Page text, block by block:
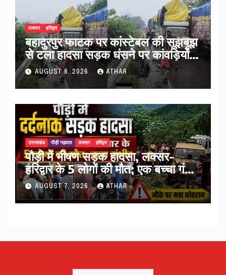
लक्सर हरिद्वार
बहादुरपुर फाटक पर कांस्टेबल की सूझबूझ
से टला हादसा सड़क धंसने पर कांवड़ियों
को किया अलर्ट…
AUGUST 8, 2026 ATHAR
उत्तराखंड पौड़ी गढ़वाल लक्सर हरिद्वार
पौड़ी में भीषण सड़क हादसा, लक्सर-
हरिद्वार के 5 लोगों की मौत; एक बच्चा गंभीर
घायल…
AUGUST 7, 2026 ATHAR